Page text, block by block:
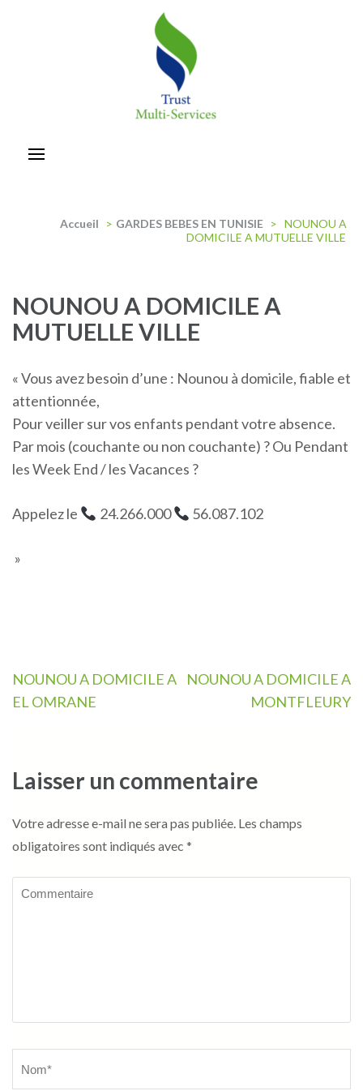
Accueil > GARDES BEBES EN TUNISIE > NOUNOU A
DOMICILE A MUTUELLE VILLE
NOUNOU A DOMICILE A
MUTUELLE VILLE
« Vous avez besoin d’une : Nounou à domicile, fiable et
attentionnée,
Pour veiller sur vos enfants pendant votre absence.
Par mois (couchante ou non couchante) ? Ou Pendant
les Week End / les Vacances ?
Appelez le 24.266.000 56.087.102
»
Navigation
de
NOUNOU A DOMICILE A
EL OMRANE
NOUNOU A DOMICILE A
MONTFLEURY
Laisser un commentaire
Votre adresse e-mail ne sera pas publiée. Les champs
obligatoires sont indiqués avec *
Commentaire